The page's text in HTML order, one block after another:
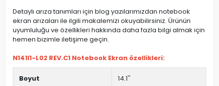
Detaylı arıza tanımları için blog yazılarımızdan notebook
ekran arızaları ile ilgili makalemizi okuyabilirsiniz. Ürünün
uyumluluğu ve özellikleri hakkında daha fazla bilgi almak için
hemen bizimle iletişime geçin.
N141I1-L02 REV.C1 Notebook Ekran özellikleri:
Boyut 14.1''